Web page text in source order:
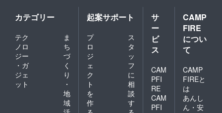
バー同
時に個
別オフ
会を予
定して
おりま
カテゴリー
テク
ノロ
ジー
・ガ
ジェ
ット
ま
ち
づ
く
り
・
地
域
起案サポート
プ
ロ
ジ
ェ
ク
ト
を
作
ス
タ
ッ
フ
に
相
談
す
サ
ー
ビ
ス
CAM
PFI
RE
CAM
PFI
CAMP
FIRE
につい
て
CAMP
FIREと
は
あんし
ん・安